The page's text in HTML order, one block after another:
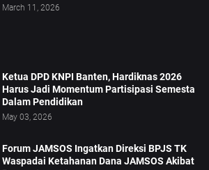
March 11, 2026
Ketua DPD KNPI Banten, Hardiknas 2026
Harus Jadi Momentum Partisipasi Semesta
Dalam Pendidikan
May 03, 2026
Forum JAMSOS Ingatkan Direksi BPJS TK
Waspadai Ketahanan Dana JAMSOS Akibat